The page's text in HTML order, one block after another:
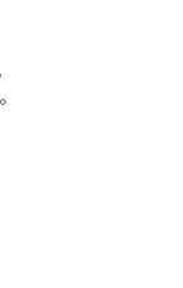
ります。